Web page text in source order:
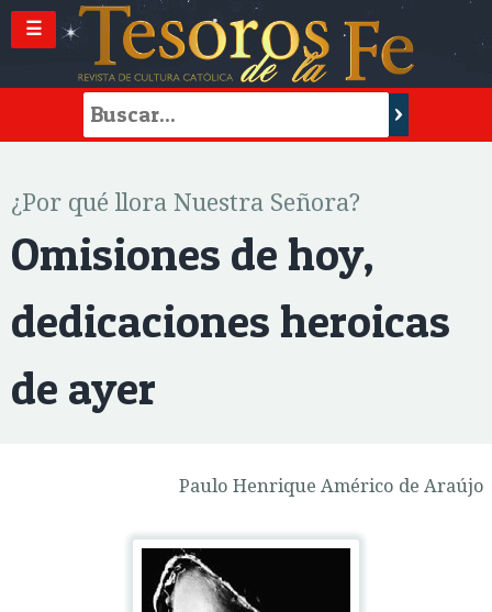
☰
¿Por qué llora Nuestra Señora?
Omisiones de hoy,
dedicaciones heroicas
de ayer
Paulo Henrique Américo de Araújo